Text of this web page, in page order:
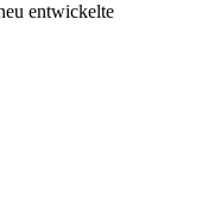
entwickelte